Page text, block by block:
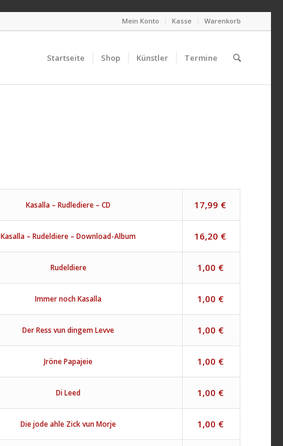
Mein Konto Kasse Warenkorb
Startseite Shop Künstler Termine
Kasalla – Rudlediere – CD 17,99 €
Kasalla – Rudeldiere – Download-Album 16,20 €
Rudeldiere 1,00 €
Immer noch Kasalla 1,00 €
Der Ress vun dingem Levve 1,00 €
Jröne Papajeie 1,00 €
Di Leed 1,00 €
Die jode ahle Zick vun Morje 1,00 €